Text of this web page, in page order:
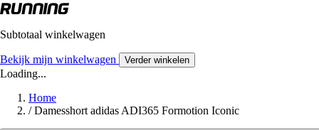
Subtotaal winkelwagen
Bekijk mijn winkelwagen Verder winkelen
Loading...
Home
/ Damesshort adidas ADI365 Formotion Iconic